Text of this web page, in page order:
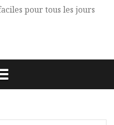
pour tous les jours